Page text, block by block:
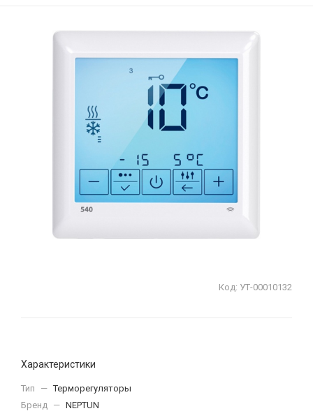
Код: УТ-00010132
Характеристики
Тип — Терморегуляторы
Бренд — NEPTUN